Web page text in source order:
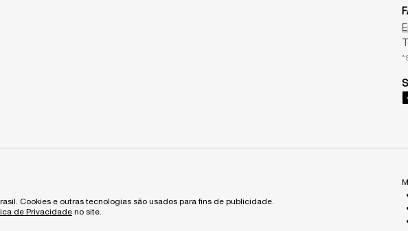
Cookies e outras tecnologias são usados para fins de publicidade.
de Privacidade no site.